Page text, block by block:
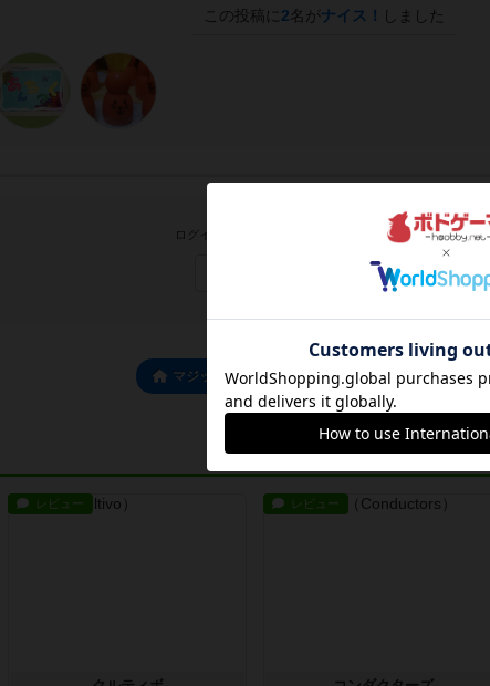
この投稿に 2名がナイス！ しました
ログイン/会員登録でコメント
マジックワンズのトップに戻る
レビュー レビュー